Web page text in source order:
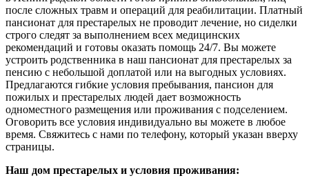
после сложных травм и операций для реабилитации. Платный
пансионат для престарелых не проводит лечение, но сиделки
строго следят за выполнением всех медицинских
рекомендаций и готовы оказать помощь 24/7. Вы можете
устроить родственника в наш пансионат для престарелых за
пенсию с небольшой доплатой или на выгодных условиях.
Предлагаются гибкие условия пребывания, пансион для
пожилых и престарелых людей дает возможность
одноместного размещения или проживания с подселением.
Оговорить все условия индивидуально вы можете в любое
время. Свяжитесь с нами по телефону, который указан вверху
страницы.
Наш дом престарелых и условия проживания: